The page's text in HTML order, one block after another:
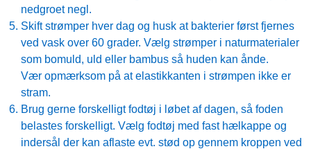
nedgroet negl.
Skift strømper hver dag og husk at bakterier først fjernes
ved vask over 60 grader. Vælg strømper i naturmaterialer
som bomuld, uld eller bambus så huden kan ånde.
Vær opmærksom på at elastikkanten i strømpen ikke er
stram.
Brug gerne forskelligt fodtøj i løbet af dagen, så foden
belastes forskelligt. Vælg fodtøj med fast hælkappe og
indersål der kan aflaste evt. stød op gennem kroppen ved